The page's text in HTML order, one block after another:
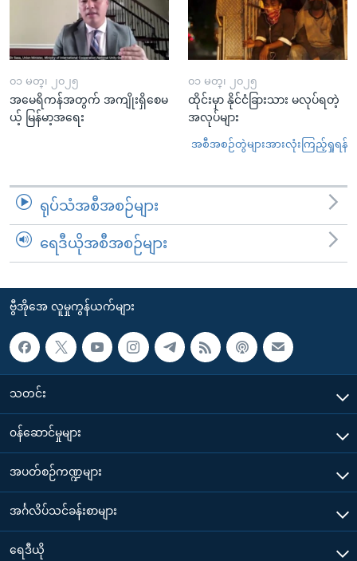
၀၁ မတ္၊ ၂၀၂၅
အမေရိကန်အတွက် အကျိုးရှိစေမ
ယ့် မြန်မာ့အရေး
၀၁ မတ္၊ ၂၀၂၅
ထိုင်းမှာ နိုင်ငံခြားသား မလုပ်ရတဲ့
အလုပ်များ
အစီအစဉ်တွဲများအားလုံးကြည့်ရှုရန်
ရုပ်သံအစီအစဉ်များ
ရေဒီယိုအစီအစဉ်များ
ဗွီအိုအေ လူမှုကွန်ယက်များ
သတင်း
၀န်ဆောင်မှုများ
အပတ်စဉ်ကဏ္ဍများ
အင်္ဂလိပ်သင်ခန်းစာများ
ရေဒီယို